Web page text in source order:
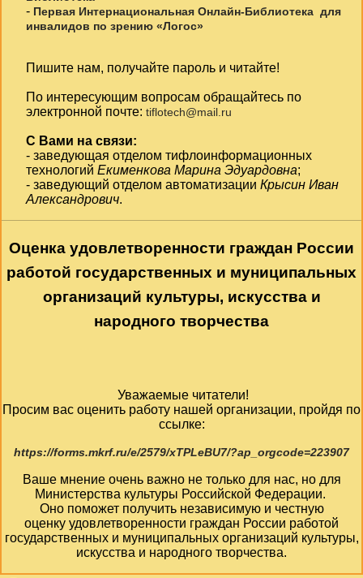
- Первая Интернациональная Онлайн-Библиотека для
инвалидов по зрению «Логос»
Пишите нам, получайте пароль и читайте!
По интересующим вопросам обращайтесь по
электронной почте: tiflotech@mail.ru
С Вами на связи:
- заведующая отделом тифлоинформационных
технологий Екименкова Марина Эдуардовна;
- заведующий отделом автоматизации Крысин Иван
Александрович.
Оценка удовлетворенности граждан России
работой государственных и муниципальных
организаций культуры, искусства и
народного творчества
Уважаемые читатели!
Просим вас оценить работу нашей организации, пройдя по
ссылке:
https://forms.mkrf.ru/e/2579/xTPLeBU7/?ap_orgcode=223907
Ваше мнение очень важно не только для нас, но для
Министерства культуры Российской Федерации.
Оно поможет получить независимую и честную
оценку удовлетворенности граждан России работой
государственных и муниципальных организаций культуры,
искусства и народного творчества.